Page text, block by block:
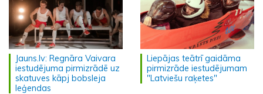
Jauns.lv: Regnāra Vaivara
iestudējuma pirmizrādē uz
skatuves kāpj bobsleja
leģendas
Liepājas teātrī gaidāma
pirmizrāde iestudējumam
"Latviešu raķetes"